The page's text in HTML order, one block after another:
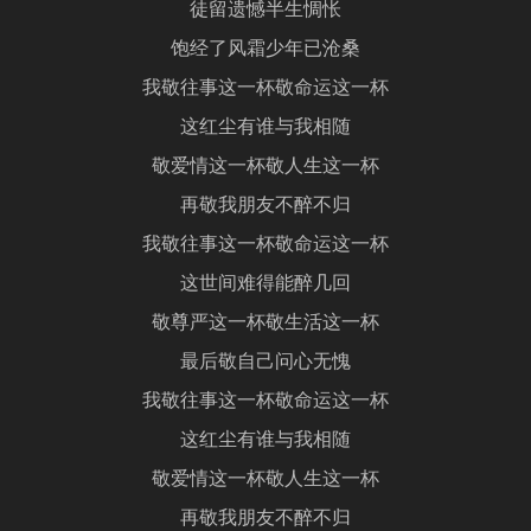
徒留遗憾半生惆怅
饱经了风霜少年已沧桑
我敬往事这一杯敬命运这一杯
这红尘有谁与我相随
敬爱情这一杯敬人生这一杯
再敬我朋友不醉不归
我敬往事这一杯敬命运这一杯
这世间难得能醉几回
敬尊严这一杯敬生活这一杯
最后敬自己问心无愧
我敬往事这一杯敬命运这一杯
这红尘有谁与我相随
敬爱情这一杯敬人生这一杯
再敬我朋友不醉不归